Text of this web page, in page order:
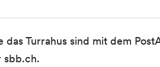
das Turrahus sind mit dem
sbb.ch.